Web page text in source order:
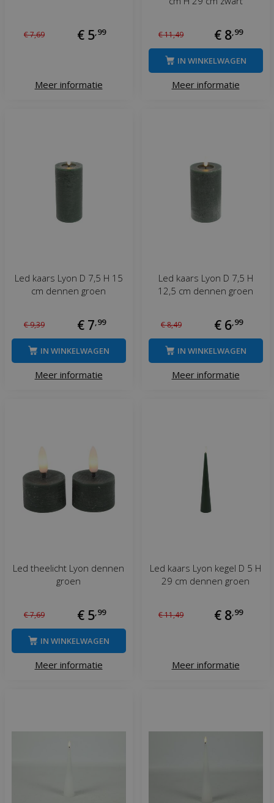
€7,69 € 5 99
Meer informatie
€11,49 € 8 99
Meer informatie
IN WINKELWAGEN
Led kaars Lyon D 7,5 H 15
cm dennen groen
€9,39 € 7 99
Meer informatie
IN WINKELWAGEN
Led kaars Lyon D 7,5 H
12,5 cm dennen groen
€8,49 € 6 99
Meer informatie
IN WINKELWAGEN
Led theelicht Lyon dennen
groen
€7,69 € 5 99
Meer informatie
IN WINKELWAGEN
Led kaars Lyon kegel D 5 H
29 cm dennen groen
€11,49 € 8 99
Meer informatie